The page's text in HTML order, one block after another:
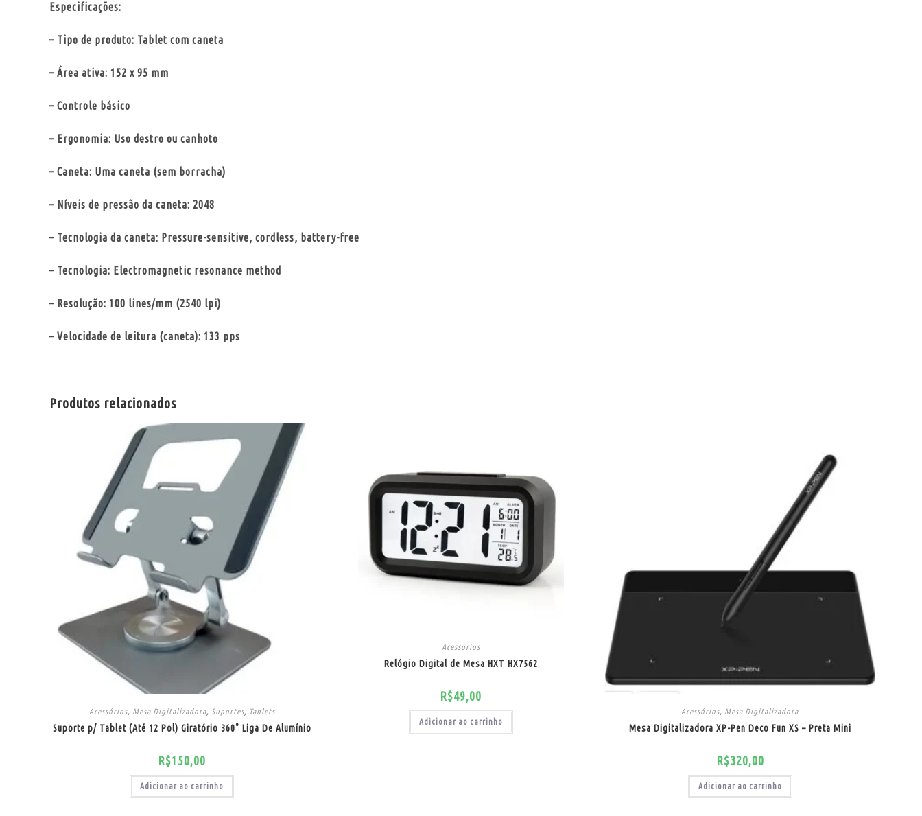
Especificações:
– Tipo de produto: Tablet com caneta
– Área ativa: 152 x 95 mm
– Controle básico
– Ergonomia: Uso destro ou canhoto
– Caneta: Uma caneta (sem borracha)
– Níveis de pressão da caneta: 2048
– Tecnologia da caneta: Pressure-sensitive, cordless, battery-free
– Tecnologia: Electromagnetic resonance method
– Resolução: 100 lines/mm (2540 lpi)
– Velocidade de leitura (caneta): 133 pps
Produtos relacionados
Acessórios, Mesa Digitalizadora, Suportes, Tablets
Suporte p/ Tablet (Até 12 Pol) Giratório 360° Liga De Alumínio
R$150,00
Adicionar ao carrinho
Acessórios
Relógio Digital de Mesa HXT HX7562
R$49,00
Adicionar ao carrinho
Acessórios, Mesa Digitalizadora
Mesa Digitalizadora XP-Pen Deco Fun XS – Preta Mini
R$320,00
Adicionar ao carrinho